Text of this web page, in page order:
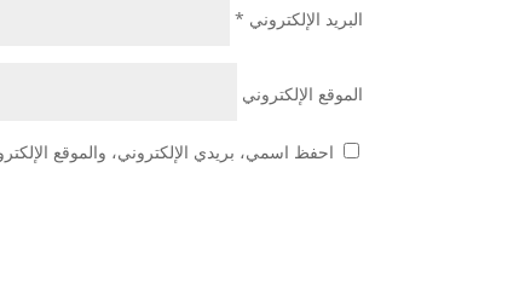
البريد الإلكتروني *
الموقع الإلكتروني
احفظ اسمي، بريدي الإلكتروني، والموقع